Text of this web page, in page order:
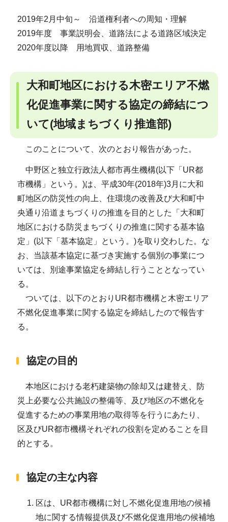
2019年2月中旬～ 沿道権利者への周知・理解
2019年度 事業説明会、道路法による道路区域決定
2020年度以降 用地買収、道路整備
大和町地区における木密エリア不燃
化促進事業に関する協定の締結につ
いて(地域まちづくり推進部)
このことについて、次のとおり報告があった。
中野区と独立行政法人都市再生機構(以下「UR都
市機構」という。)は、平成30年(2018年)3月に大和
町地区の防災性の向上、住環境の改善及び大和町中
央通り沿道まちづくりの推進を目的とした「大和町
地区における防災まちづくりの推進に関する基本協
定」(以下「基本協定」という。)を取り交わした。な
お、当該基本協定に基づき実施する個別の事業につ
いては、別途事業協定を締結し行うこととなってい
る。
ついては、以下のとおりUR都市機構と木密エリア
不燃化促進事業に関する協定を締結したので報告す
る。
協定の目的
本地区における老朽建築物の除却又は建替え、防
災上必要な公共施設の整備等、及び地区の不燃化を
促進するための事業用地の取得等を行うにあたり、
区及びUR都市機構それぞれの役割を定めることを目
的とする。
協定の主な内容
区は、UR都市機構に対し不燃化促進用地の候補
地に関する情報提供及び不燃化促進用地の候補地